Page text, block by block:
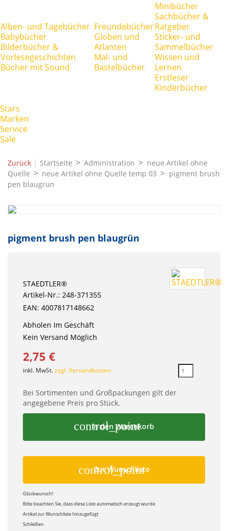
Alben- und Tagebücher
Babybücher
Bilderbücher &
Vorlesegeschichten
Bücher mit Sound
Freundebücher
Globen und
Atlanten
Mal- und
Bastelbücher
Minibücher
Sachbücher &
Ratgeber
Sticker- und
Sammelbücher
Wissen und
Lernen
Erstleser
Kinderbücher
Stars
Marken
Service
Sale
Zurück | Startseite Administration
neue Artikel ohne
Quelle
neue Artikel ohne Quelle temp 03
pigment brush
pen blaugrün
pigment brush pen blaugrün
STAEDTLER®
Artikel-Nr.: 248-371355
EAN: 4007817148662
Abholen Im Geschäft
Kein Versand Möglich
2,75 €
inkl. MwSt.zzgl. Versandkosten
Bei Sortimenten und Großpackungen gilt der
angegebene Preis pro Stück.
control_point
In den Warenkorb
control_point
Zur Wunschliste
Glückwunsch!
Bitte beachten Sie, dass diese Liste automatisch erzeugt wurde
Artikel zur Wunschliste hinzugefügt
Schließen